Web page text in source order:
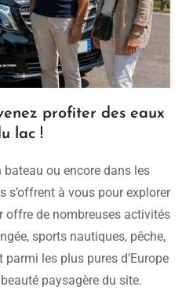
profiter des eaux
lac !
bateau ou encore dans les
s’offrent à vous pour explorer
offre de nombreuses activités
sports nautiques, pêche,
les plus pures d’Europe
paysagère du site.